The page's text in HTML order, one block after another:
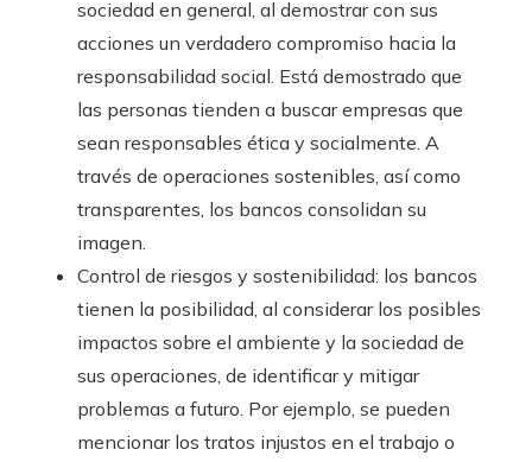
sociedad en general, al demostrar con sus
acciones un verdadero compromiso hacia la
responsabilidad social. Está demostrado que
las personas tienden a buscar empresas que
sean responsables ética y socialmente. A
través de operaciones sostenibles, así como
transparentes, los bancos consolidan su
imagen.
Control de riesgos y sostenibilidad: los bancos
tienen la posibilidad, al considerar los posibles
impactos sobre el ambiente y la sociedad de
sus operaciones, de identificar y mitigar
problemas a futuro. Por ejemplo, se pueden
mencionar los tratos injustos en el trabajo o